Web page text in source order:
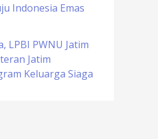
Indonesia Emas
LPBI PWNU Jatim
Jatim
Keluarga Siaga